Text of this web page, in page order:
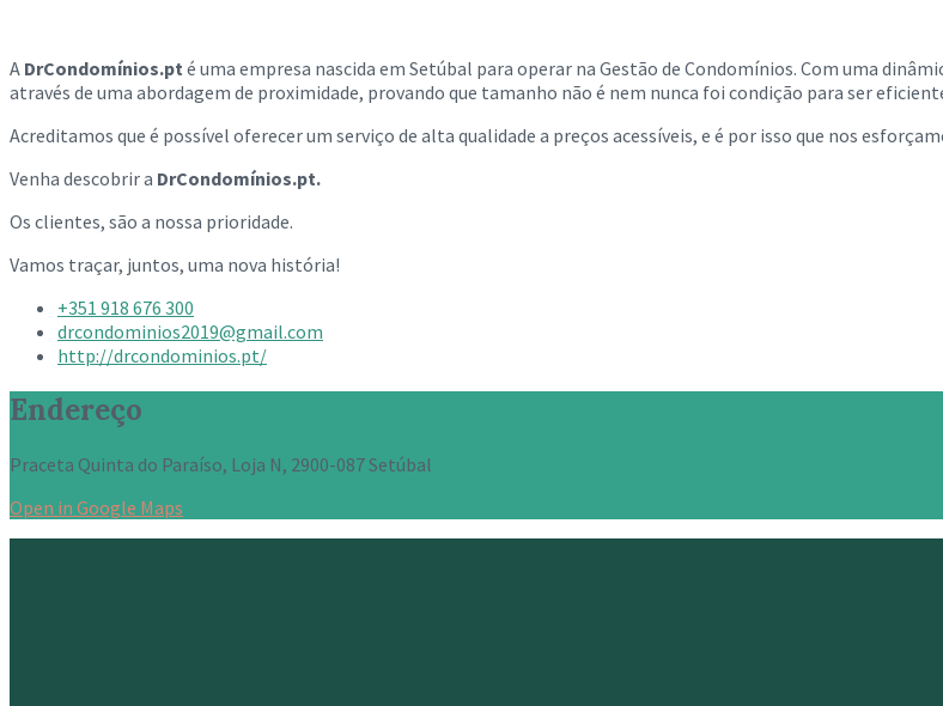
A DrCondomínios.pt é uma empresa nascida em Setúbal para operar na Gestão de Condomínios. Com uma
através de uma abordagem de proximidade, provando que tamanho não é nem nunca foi condição para ser
Acreditamos que é possível oferecer um serviço de alta qualidade a preços acessíveis, e é por isso que nos
Venha descobrir a DrCondomínios.pt.
Os clientes, são a nossa prioridade.
Vamos traçar, juntos, uma nova história!
+351 918 676 300
drcondominios2019@gmail.com
http://drcondominios.pt/
Endereço
Praceta Quinta do Paraíso, Loja N, 2900-087 Setúbal
Open in Google Maps